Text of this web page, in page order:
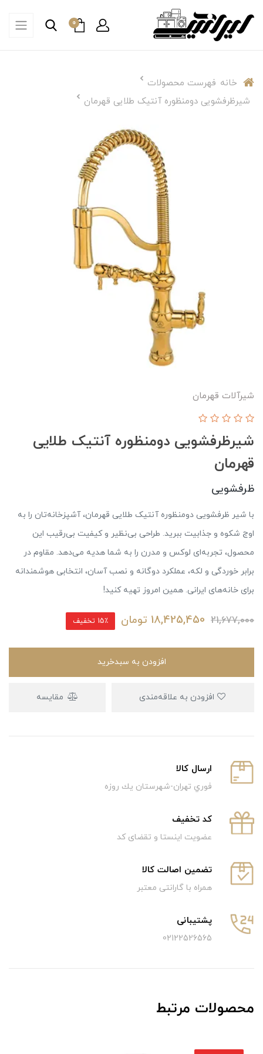
0
خانه فهرست محصولات
شیرظرفشویی دومنظوره آنتیک طلایی قهرمان
شيرآلات قهرمان
شیرظرفشویی دومنظوره آنتیک طلایی
قهرمان
ظرفشویی
با شیر ظرفشویی دومنظوره آنتیک طلایی قهرمان، آشپزخانه‌تان را به
اوج شکوه و جذابیت ببرید. طراحی بی‌نظیر و کیفیت بی‌رقیب این
محصول، تجربه‌ای لوکس و مدرن را به شما هدیه می‌دهد. مقاوم در
برابر خوردگی و لکه، عملکرد دوگانه و نصب آسان، انتخابی هوشمندانه
برای خانه‌های ایرانی. همین امروز تهیه کنید!
21,677,000
18,425,450 تومان 15٪ تخفیف
افزودن به سبدخرید
مقایسه
ارسال كالا
فوري تهران-شهرستان يك روزه
كد تخفيف
عضویت اینستا و تقضای کد
تضمین اصالت کالا
همراه با گارانتی معتبر
پشتیبانی
02122526565
محصولات مرتبط